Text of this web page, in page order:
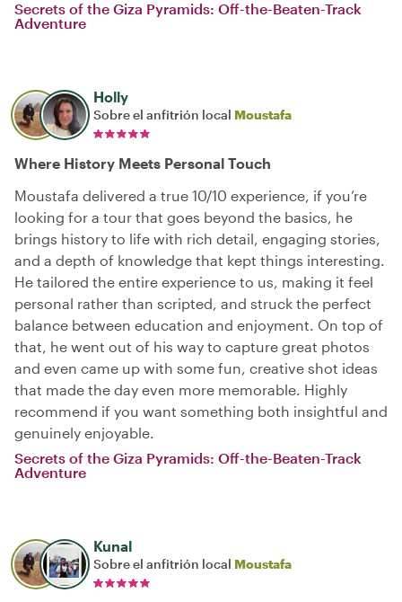
Secrets of the Giza Pyramids: Off-the-Beaten-Track
Adventure
Holly
Sobre el anfitrión local Moustafa
Where History Meets Personal Touch
Moustafa delivered a true 10/10 experience, if you’re
looking for a tour that goes beyond the basics, he
brings history to life with rich detail, engaging stories,
and a depth of knowledge that kept things interesting.
He tailored the entire experience to us, making it feel
personal rather than scripted, and struck the perfect
balance between education and enjoyment. On top of
that, he went out of his way to capture great photos
and even came up with some fun, creative shot ideas
that made the day even more memorable. Highly
recommend if you want something both insightful and
genuinely enjoyable.
Secrets of the Giza Pyramids: Off-the-Beaten-Track
Adventure
Kunal
Sobre el anfitrión local Moustafa